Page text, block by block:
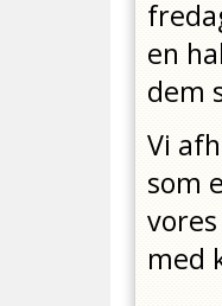
en
dem
Vi
som
med